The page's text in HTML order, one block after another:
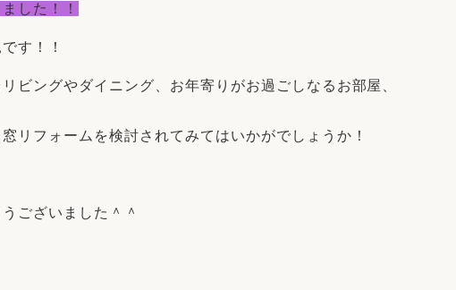
した！！
す！！
ビングやダイニング、 お年寄りがお過ごしなるお部屋、
リフォームを検討されてみてはいかがでしょうか！
ございました＾＾